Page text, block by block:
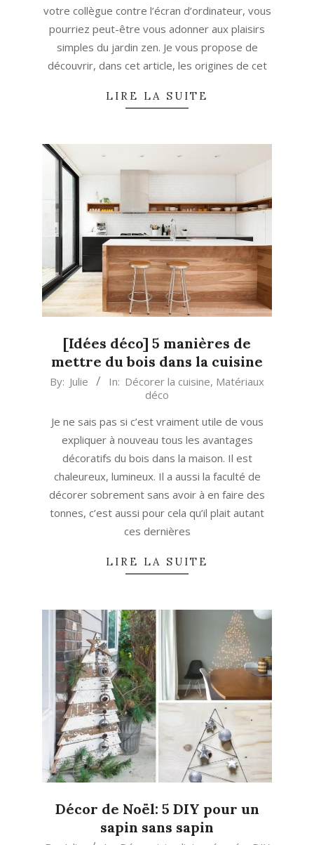
votre collègue contre l’écran d’ordinateur, vous
pourriez peut-être vous adonner aux plaisirs
simples du jardin zen. Je vous propose de
découvrir, dans cet article, les origines de cet
LIRE LA SUITE
[Idées déco] 5 manières de
mettre du bois dans la cuisine
2019-
12
By: Julie In: Décorer la cuisine, Matériaux
déco
Je ne sais pas si c’est vraiment utile de vous
expliquer à nouveau tous les avantages
décoratifs du bois dans la maison. Il est
chaleureux, lumineux. Il a aussi la faculté de
décorer sobrement sans avoir à en faire des
tonnes, c’est aussi pour cela qu’il plait autant
ces dernières
LIRE LA SUITE
Décor de Noël: 5 DIY pour un
sapin sans sapin